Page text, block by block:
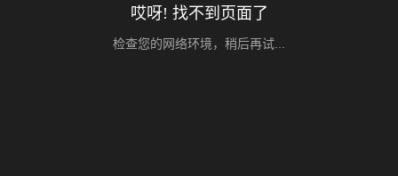
哎呀! 找不到页面了
检查您的网络环境，稍后再试...